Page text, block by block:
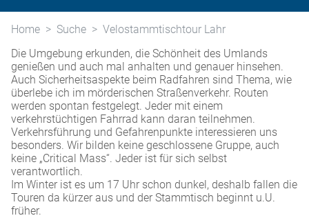
Home Suche
Velostammtischtour Lahr
Die Umgebung erkunden, die Schönheit des Umlands
genießen und auch mal anhalten und genauer hinsehen.
Auch Sicherheitsaspekte beim Radfahren sind Thema, wie
überlebe ich im mörderischen Straßenverkehr. Routen
werden spontan festgelegt. Jeder mit einem
verkehrstüchtigen Fahrrad kann daran teilnehmen.
Verkehrsführung und Gefahrenpunkte interessieren uns
besonders. Wir bilden keine geschlossene Gruppe, auch
keine „Critical Mass“. Jeder ist für sich selbst
verantwortlich.
Im Winter ist es um 17 Uhr schon dunkel, deshalb fallen die
Touren da kürzer aus und der Stammtisch beginnt u.U.
früher.